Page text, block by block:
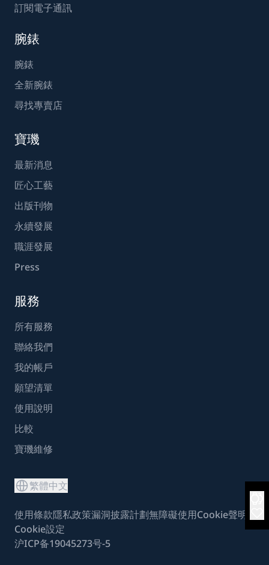
訂閱電子通訊
腕錶
腕錶
全新腕錶
尋找專賣店
寶璣
最新消息
匠心工藝
出版刊物
永續發展
職涯發展
Press
服務
所有服務
聯絡我們
我的帳戶
願望清單
使用說明
比較
寶璣維修
繁體中文
使用條款隱私政策漏洞披露計劃無障礙使用Cookie聲明
Cookie設定
沪ICP备19045273号-5